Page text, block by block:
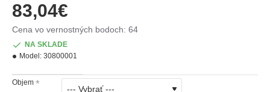
83,04€
Cena vo vernostných bodoch: 64
NA SKLADE
Model: 30800001
Objem